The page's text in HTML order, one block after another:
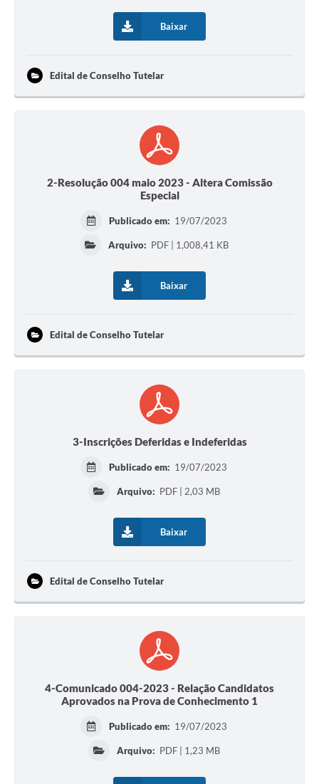
Baixar
Edital de Conselho Tutelar
2-Resolução 004 maio 2023 - Altera Comissão
Especial
Publicado em: 19/07/2023
Arquivo: PDF | 1,008,41 KB
Baixar
Edital de Conselho Tutelar
3-Inscrições Deferidas e Indeferidas
Publicado em: 19/07/2023
Arquivo: PDF | 2,03 MB
Baixar
Edital de Conselho Tutelar
4-Comunicado 004-2023 - Relação Candidatos
Aprovados na Prova de Conhecimento 1
Publicado em: 19/07/2023
Arquivo: PDF | 1,23 MB